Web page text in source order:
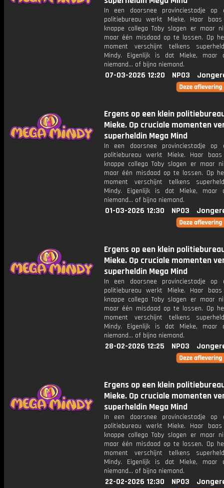
In een doorsnee provinciestadje op
politiebureau werkt Mieke. Haar
knappe collega Toby slagen er maar
maar één misdaad op te lossen. Op
moment verschijnt telkens
Mindy. Eigenlijk is dat Mieke, maar
niemand... of bijna niemand.
07-03-2026 12:20 NPO3
Ergens op een klein
Mieke. Op cruciale momenten
superheldin Mega Mind
In een doorsnee provinciestadje op
politiebureau werkt Mieke. Haar
knappe collega Toby slagen er maar
maar één misdaad op te lossen. Op
moment verschijnt telkens
Mindy. Eigenlijk is dat Mieke, maar
niemand... of bijna niemand.
01-03-2026 12:30 NPO3
Ergens op een klein
Mieke. Op cruciale momenten
superheldin Mega Mind
In een doorsnee provinciestadje op
politiebureau werkt Mieke. Haar
knappe collega Toby slagen er maar
maar één misdaad op te lossen. Op
moment verschijnt telkens
Mindy. Eigenlijk is dat Mieke, maar
niemand... of bijna niemand.
28-02-2026 12:25 NPO3
Ergens op een klein
Mieke. Op cruciale momenten
superheldin Mega Mind
In een doorsnee provinciestadje op
politiebureau werkt Mieke. Haar
knappe collega Toby slagen er maar
maar één misdaad op te lossen. Op
moment verschijnt telkens
Mindy. Eigenlijk is dat Mieke, maar
niemand... of bijna niemand.
22-02-2026 12:30 NPO3